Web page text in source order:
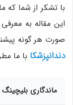
با تشکر از شما که
این مقاله به
صورت هر گونه
دندانپزشکا با ما
ماندگاری